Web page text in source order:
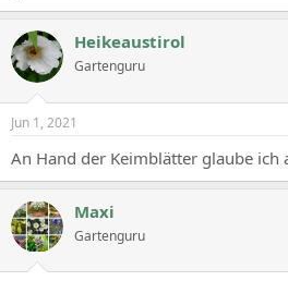
Heikeaustirol
Gartenguru
Jun 1, 2021
An Hand der Keimblätter glaube ich
Maxi
Gartenguru